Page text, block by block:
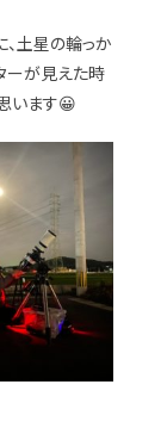
土星の輪っか
ーが見えた時
います😀